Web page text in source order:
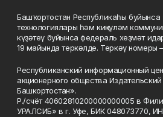
Башҡортостан Республикаһы
технологиялары һәм киңкүләм
күҙәтеү буйынса федераль хеҙмәт
19 майында теркәлде. Теркәү
Республиканский информационный
акционерного общества
Башкортостан».
Р./счёт 40602810200000000005 в
УРАЛСИБ» в г. Уфе, БИК 048073770,